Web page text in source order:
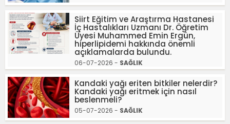
Siirt Eğitim ve Araştırma Hastanesi
İç Hastalıkları Uzmanı Dr. Öğretim
Üyesi Muhammed Emin Ergün,
hiperlipidemi hakkında önemli
açıklamalarda bulundu.
06-07-2026 - SAĞLIK
Kandaki yağı eriten bitkiler nelerdir?
Kandaki yağı eritmek için nasıl
beslenmeli?
05-07-2026 - SAĞLIK